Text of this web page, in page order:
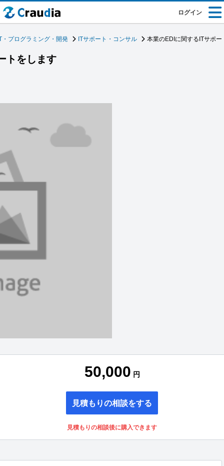
ログイン
・プログラミング・開発 ITサポート・コンサル 本業のEDIに関するITサポー
トをします
50,000 円
見積もりの相談をする
見積もりの相談後に購入できます